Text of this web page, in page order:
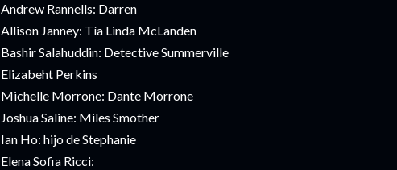
Andrew Rannells: Darren
Allison Janney: Tía Linda McLanden
Bashir Salahuddin: Detective Summerville
Elizabeht Perkins
Michelle Morrone: Dante Morrone
Joshua Saline: Miles Smother
Ian Ho: hijo de Stephanie
Elena Sofia Ricci: